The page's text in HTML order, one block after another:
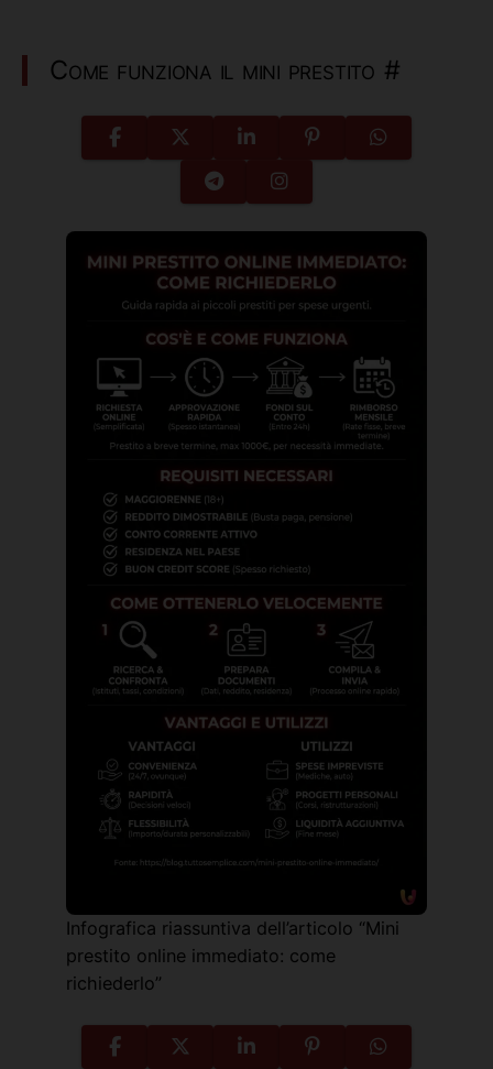
Come funziona il mini prestito #
Infografica riassuntiva dell’articolo “Mini
prestito online immediato: come
richiederlo”